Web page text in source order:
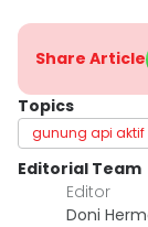
Share Article
Topics
gunung api aktif
Editorial Team
Editor
Doni